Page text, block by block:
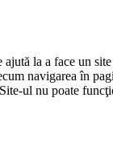
ajută la a face un
navigarea în
ul nu poate